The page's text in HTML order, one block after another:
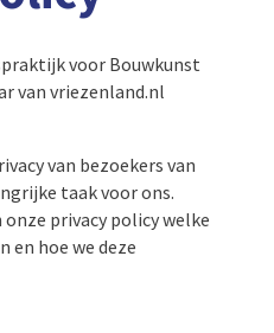
voor Bouwkunst
van vriezenland.nl
van bezoekers van
taak voor ons.
privacy policy welke
en hoe we deze